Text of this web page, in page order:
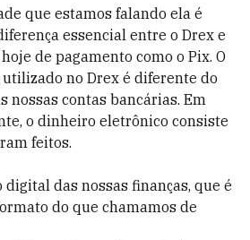
que estamos falando ela é
essencial entre o Drex e
de pagamento como o Pix. O
no Drex é diferente do
nossas contas bancárias. Em
o dinheiro eletrônico consiste
feitos.
das nossas finanças, que é
do que chamamos de